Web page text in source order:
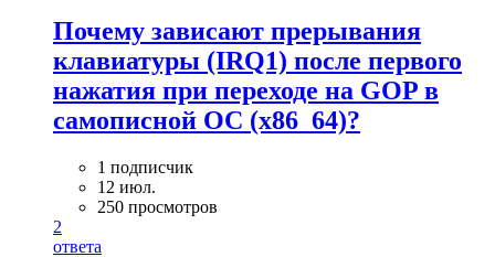
Почему зависают прерывания
клавиатуры (IRQ1) после первого
нажатия при переходе на GOP в
самописной ОС (x86_64)?
1 подписчик
12 июл.
250 просмотров
2
ответа